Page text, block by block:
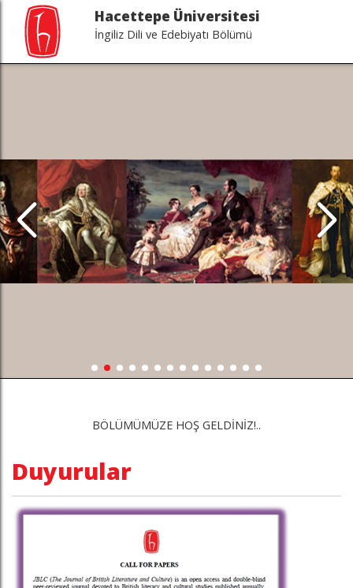
Hacettepe Üniversitesi
İngiliz Dili ve Edebiyatı Bölümü
BÖLÜMÜMÜZE HOŞ GELDİNİZ!..
Duyurular